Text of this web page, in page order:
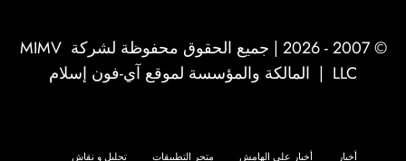
© 2007 - 2026 | جميع الحقوق محفوظة لشركة
MIMV
LLC | المالكة والمؤسسة لموقع آي-فون إسلام
أخبار أخبار على الهامش متجر التطبيقات
تحليل و نقاش